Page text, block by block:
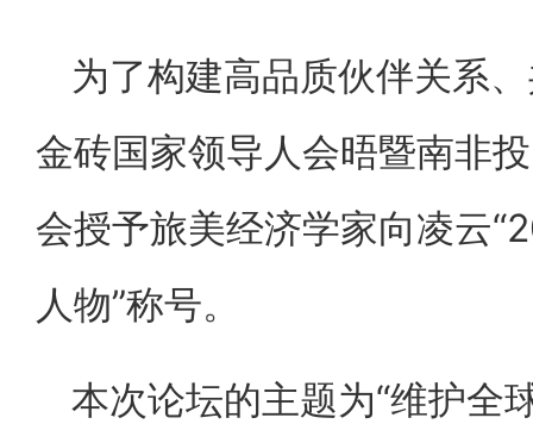
为了构建高品质伙伴关系
金砖国家领导人会晤暨南非
会授予旅美经济学家向凌云
人物”称号。
本次论坛的主题为“维护全